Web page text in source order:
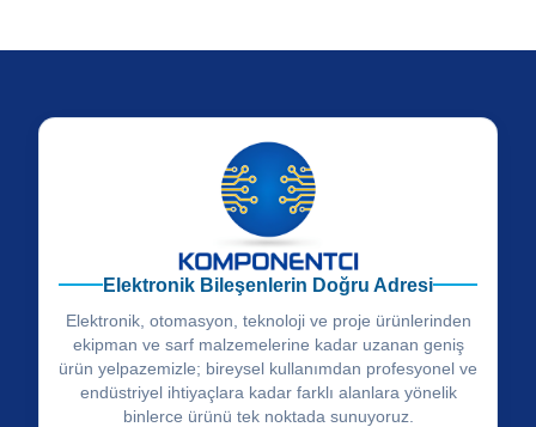
Elektronik Bileşenlerin Doğru Adresi
Elektronik, otomasyon, teknoloji ve proje ürünlerinden
ekipman ve sarf malzemelerine kadar uzanan geniş
ürün yelpazemizle; bireysel kullanımdan profesyonel ve
endüstriyel ihtiyaçlara kadar farklı alanlara yönelik
binlerce ürünü tek noktada sunuyoruz.